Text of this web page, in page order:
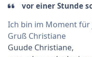
vor einer Stunde
Ich bin im Moment für
Gruß Christiane
Guude Christiane,